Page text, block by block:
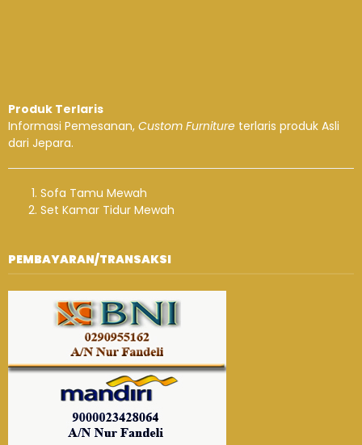
Produk Terlaris
Informasi Pemesanan, Custom Furniture terlaris produk Asli
dari Jepara.
Sofa Tamu Mewah
Set Kamar Tidur Mewah
PEMBAYARAN/TRANSAKSI